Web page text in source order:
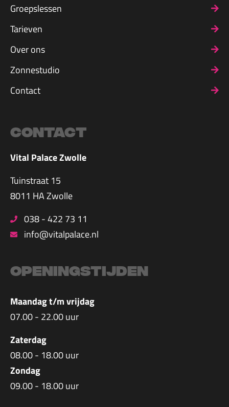
Groepslessen
Tarieven
Over ons
Zonnestudio
Contact
Contact
Vital Palace Zwolle
Tuinstraat 15
8011 HA Zwolle
038 - 422 73 11
info@vitalpalace.nl
Openingstijden
Maandag t/m vrijdag
07.00 - 22.00 uur
Zaterdag
08.00 - 18.00 uur
Zondag
09.00 - 18.00 uur